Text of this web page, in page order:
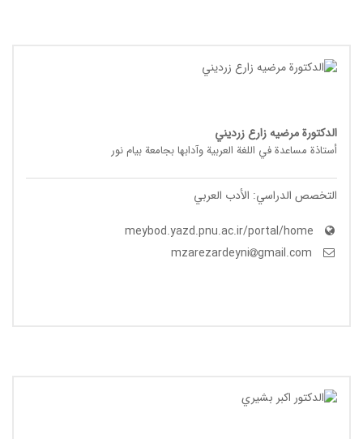
الدکتورة مرضیه زارع زردیني
أستاذة مساعدة في اللغة العربیة وآدابها بجامعة بیام نور
التخصص الدراسي: الأدب العربي
meybod.yazd.pnu.ac.ir/portal/home
gmail.com